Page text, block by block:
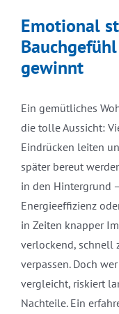
Emotional
gewinnt
Ein gemütliches
die tolle Aussicht:
Eindrücken leiten
später bereut
in den Hintergrund
Energieeffizienz
in Zeiten knapper
verlockend, schnell
verpassen. Doch
vergleicht, riskiert
Nachteile. Ein